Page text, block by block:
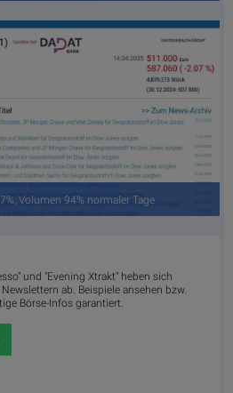
Volumen 94% normaler Tage
und "Evening Xtrakt" heben sich
ab. Beispiele ansehen bzw.
Börse-Infos garantiert.